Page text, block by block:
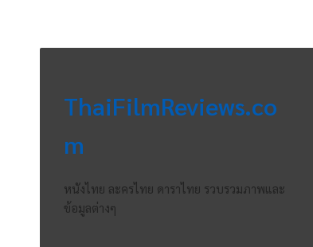
ThaiFilmReviews.co
m
หนังไทย ละครไทย ดาราไทย รวบรวมภาพและ
ข้อมูลต่างๆ